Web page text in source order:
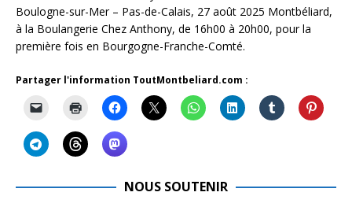
Boulogne-sur-Mer – Pas-de-Calais, 27 août 2025 Montbéliard,
à la Boulangerie Chez Anthony, de 16h00 à 20h00, pour la
première fois en Bourgogne-Franche-Comté.
Partager l'information ToutMontbeliard.com :
NOUS SOUTENIR